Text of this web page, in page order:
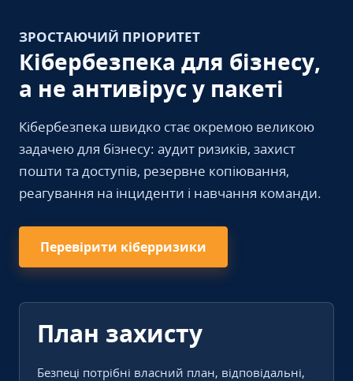
ЗРОСТАЮЧИЙ ПРІОРИТЕТ
Кібербезпека для бізнесу,
а не антивірус у пакеті
Кібербезпека швидко стає окремою великою
задачею для бізнесу: аудит ризиків, захист
пошти та доступів, резервне копіювання,
реагування на інциденти і навчання команди.
Перевірити кіберризики
План захисту
Безпеці потрібні власний план, відповідальні,